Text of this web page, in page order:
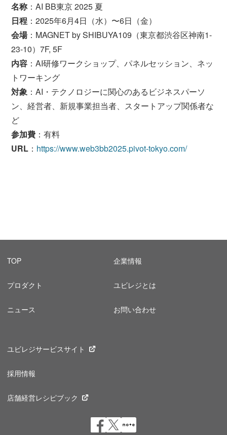
名称 ：AI BB東京 2025 夏
日程 ：2025年6月4日（水）〜6日（金）
会場：MAGNET by SHIBUYA109（東京都渋谷区神南1-
23-10）7F, 5F
内容 ：AI研修ワークショップ、パネルセッション、ネッ
トワーキング
対象 ：AI・テクノロジーに関心のあるビジネスパーソ
ン、経営者、新規事業担当者、スタートアップ関係者な
ど
参加費 ：有料
URL ： https://www.web3bb2025.pivot-tokyo.com/
TOP 企業情報
プロダクト ユビレジとは
ニュース お問い合わせ
ユビレジサービスサイト
採用情報
店舗経営レシピブック